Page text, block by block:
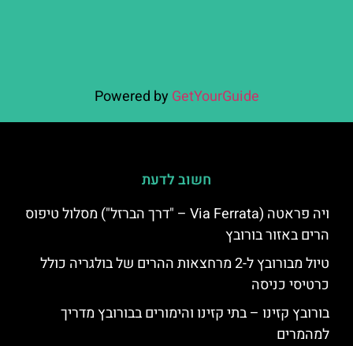
Powered by GetYourGuide
חשוב לדעת
ויה פראטה (Via Ferrata – "דרך הברזל") מסלול טיפוס
הרים באזור בורובץ
טיול מבורובץ ל-2 מרחצאות ההרים של בולגריה כולל
כרטיסי כניסה
בורובץ קזינו – בתי קזינו והימורים בבורובץ מדריך
למהמרים